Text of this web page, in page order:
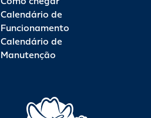
Calendário de
Funcionamento
Calendário de
Manutenção